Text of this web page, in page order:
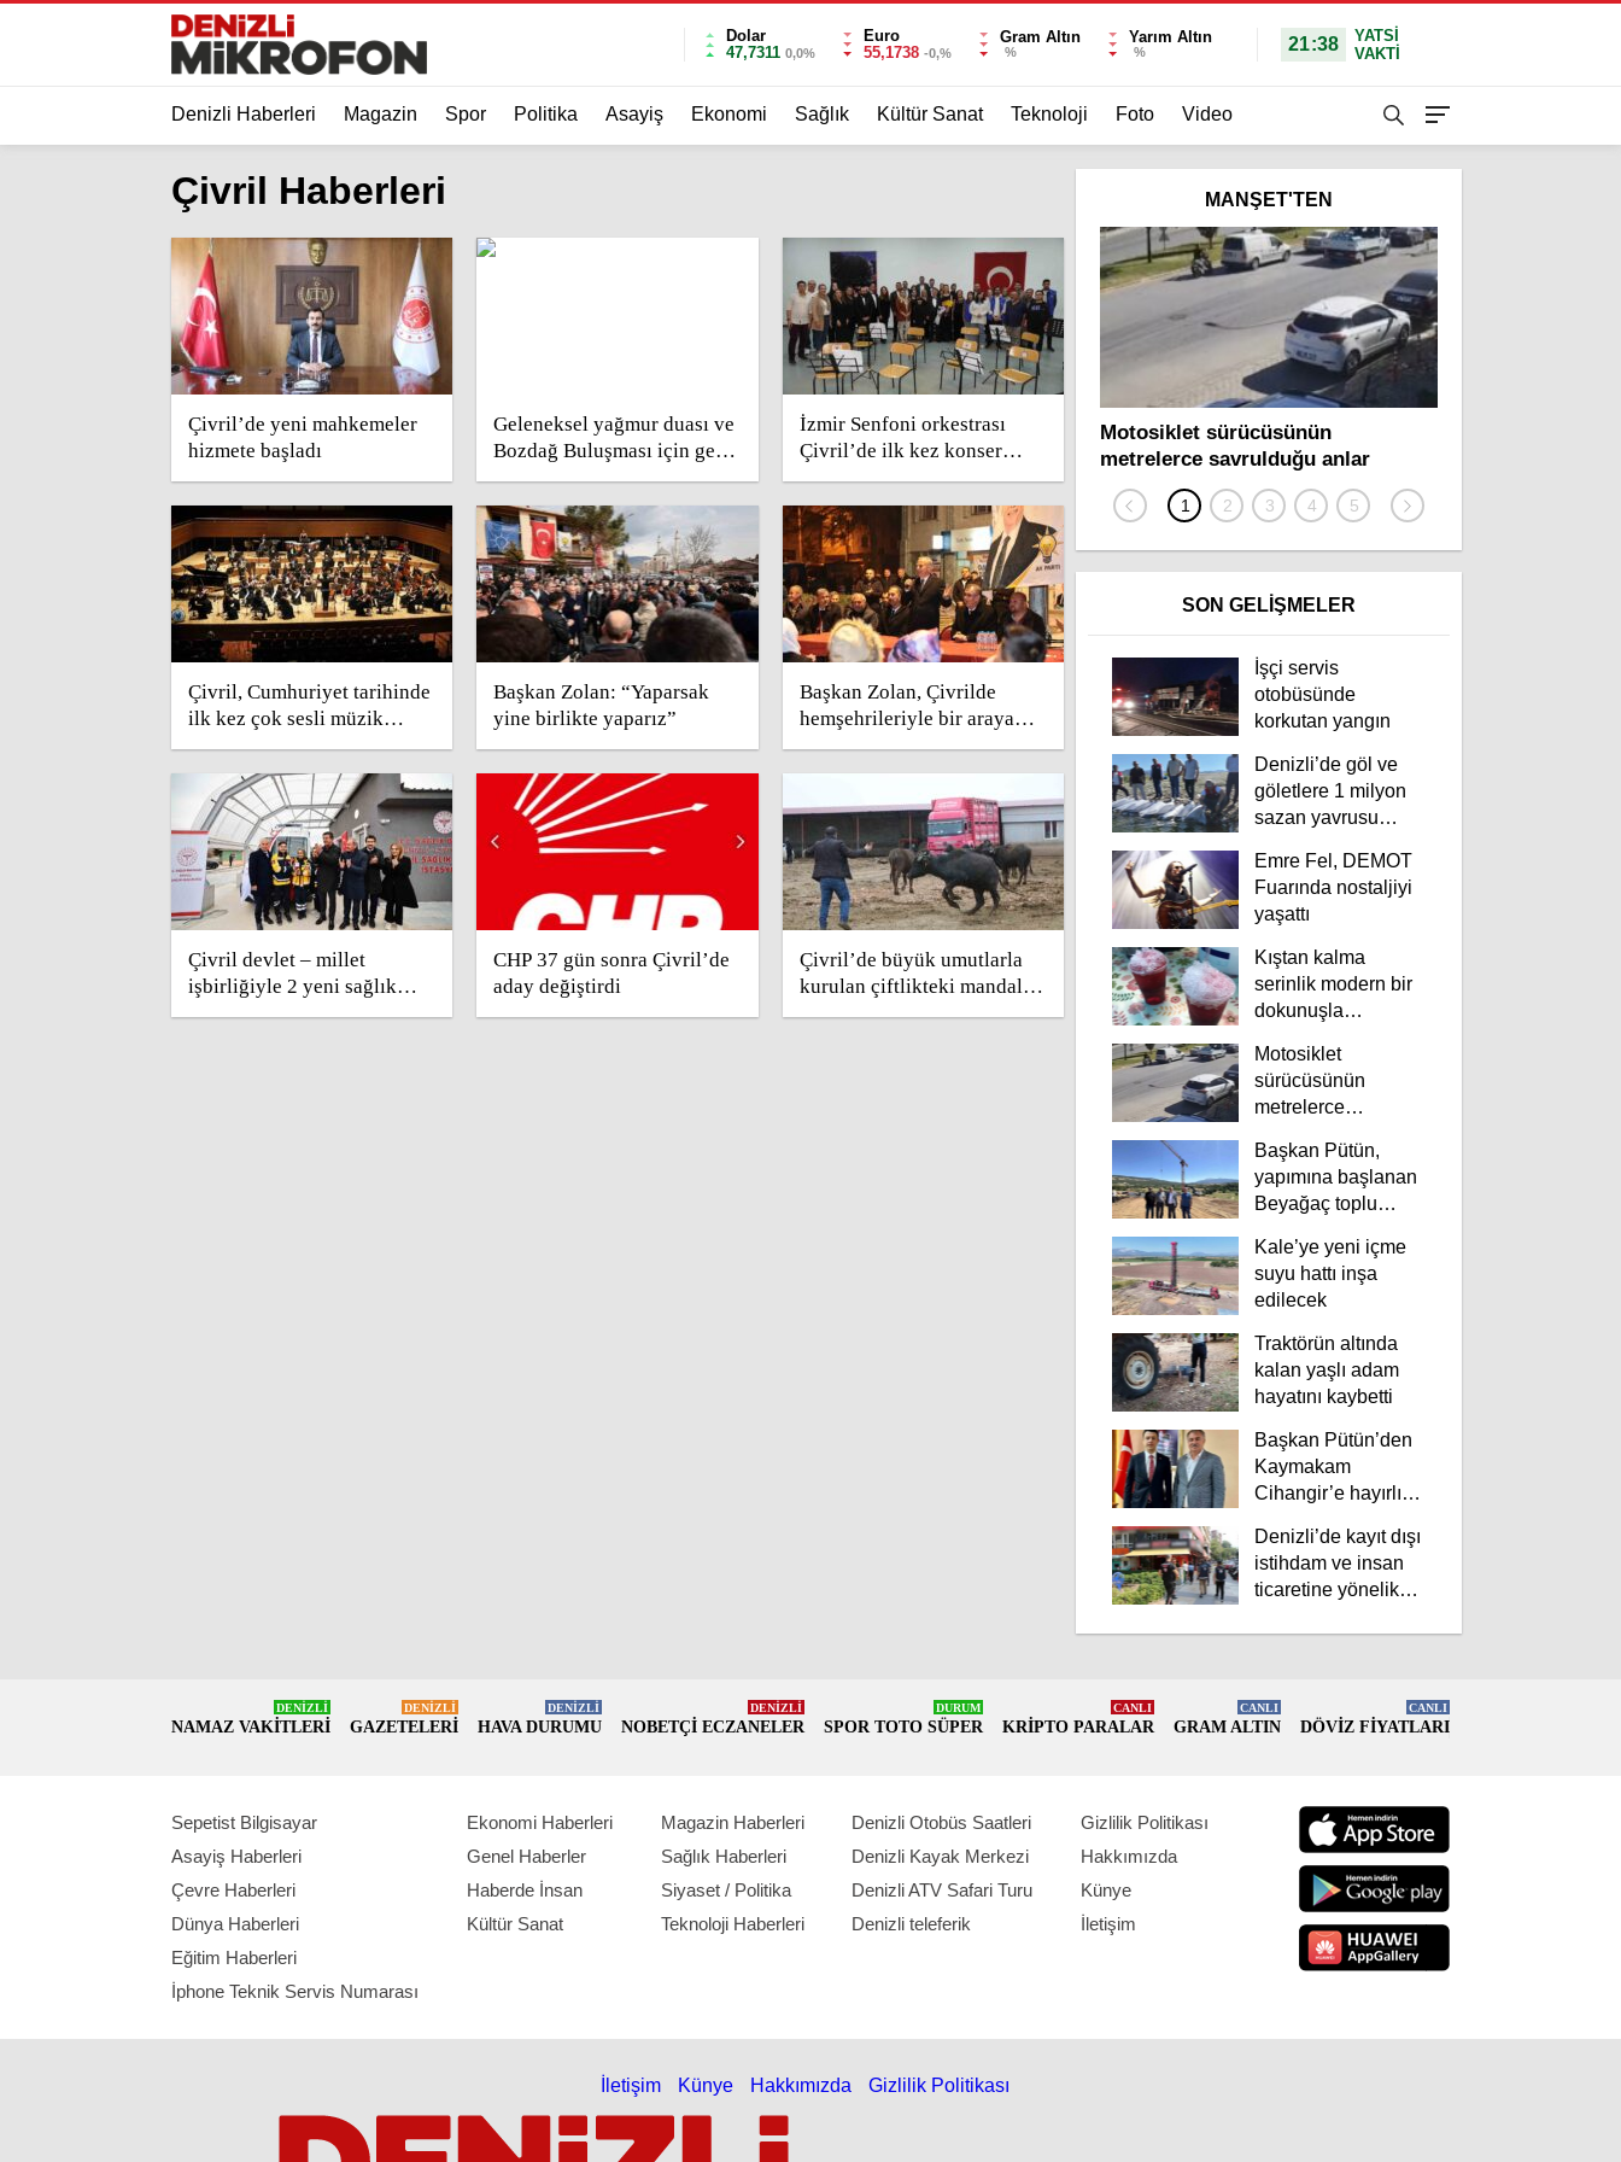
Dolar
47,7311 0,0%
Euro
55,1738 -0,%
Gram Altın
%
Yarım Altın
% 21:38
YATSI
VAKTİ
Denizli Haberleri Magazin Spor Politika Asayiş Ekonomi Sağlık Kültür Sanat Teknoloji Foto Video
Çivril Haberleri
Çivril’de yeni mahkemeler
hizmete başladı
Geleneksel yağmur duası ve
Bozdağ Buluşması için geri
sayım başladı
İzmir Senfoni orkestrası
Çivril’de ilk kez konser
verdi
Çivril, Cumhuriyet tarihinde
ilk kez çok sesli müzik
konseri dinleyecek
Başkan Zolan: “Yaparsak
yine birlikte yaparız”
Başkan Zolan, Çivrilde
hemşehrileriyle bir araya
geldi
Çivril devlet – millet
işbirliğiyle 2 yeni sağlık
tesisine kavuştu
CHP 37 gün sonra Çivril’de
aday değiştirdi
Çivril’de büyük umutlarla
kurulan çiftlikteki mandalar
satıldı
MANŞET'TEN
Motosiklet sürücüsünün
metrelerce savrulduğu anlar
güvenlik kamerasında
SON GELİŞMELER
İşçi servis
otobüsünde
korkutan yangın
Denizli’de göl ve
göletlere 1 milyon
sazan yavrusu
Emre Fel, DEMOT
Fuarında nostaljiyi
yaşattı
Kıştan kalma
serinlik modern bir
dokunuşla
Motosiklet
sürücüsünün
metrelerce
güvenlik
kamerasında
Başkan Pütün,
yapımına başlanan
Beyağaç toplu
Kale’ye yeni içme
suyu hattı inşa
edilecek
Traktörün altında
kalan yaşlı adam
hayatını kaybetti
Başkan Pütün’den
Kaymakam
Cihangir’e hayırlı
Denizli’de kayıt dışı
istihdam ve insan
ticaretine yönelik
NAMAZ VAKİTLERİ
DENİZLİ
GAZETELERİ
DENİZLİ
HAVA DURUMU
DENİZLİ
NOBETÇİ ECZANELER
DENİZLİ
SPOR TOTO SÜPER
DURUM
KRİPTO PARALAR
CANLI
GRAM ALTIN
CANLI
DÖVİZ FİYATLARI
CANLI
Sepetist Bilgisayar
Asayiş Haberleri
Çevre Haberleri
Dünya Haberleri
Eğitim Haberleri
İphone Teknik Servis Numarası
Ekonomi Haberleri
Genel Haberler
Haberde İnsan
Kültür Sanat
Magazin Haberleri
Sağlık Haberleri
Siyaset / Politika
Teknoloji Haberleri
Denizli Otobüs Saatleri
Denizli Kayak Merkezi
Denizli ATV Safari Turu
Denizli teleferik
Gizlilik Politikası
Hakkımızda
Künye
İletişim
İletişim Künye Hakkımızda Gizlilik Politikası